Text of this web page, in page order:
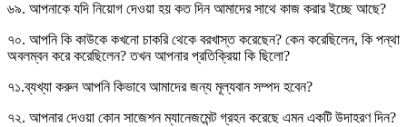
৬৯. আপনাকে যদি নিয়োগ দেওয়া হয় কত দিন আমাদের সাথে কাজ করার ইচ্ছে আছে?
৭০. আপনি কি কাউকে কখনো চাকরি থেকে বরখাস্ত করেছেন? কেন করেছিলেন, কি পন্থা
অবলম্বন করে করেছিলেন? তখন আপনার প্রতিক্রিয়া কি ছিলো?
৭১.ব্যখ্যা করুন আপনি কিভাবে আমাদের জন্য মূল্যবান সম্পদ হবেন?
৭২. আপনার দেওয়া কোন সাজেশন ম্যানেজমেন্ট গ্রহন করেছে এমন একটি উদাহরণ দিন?